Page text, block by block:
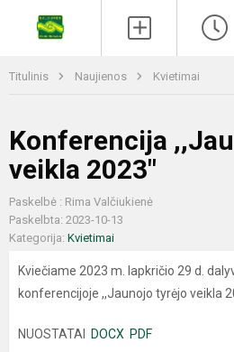
Titulinis Naujienos Kvietimai
Konferencija
veikla 2023"
Paskelbė : Rima Valčiukienė
Paskelbta: 2023-10-13
Kategorija: Kvietimai
Kviečiame 2023 m. lapkričio 29 d.
konferencijoje ,,Jaunojo tyrėjo veikla
NUOSTATAI DOCX PDF